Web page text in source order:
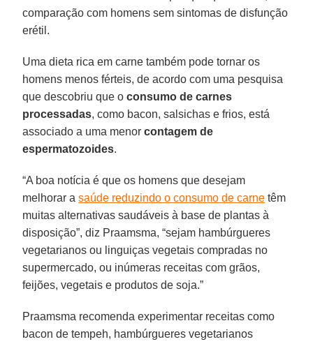
comparação com homens sem sintomas de disfunção
erétil.
Uma dieta rica em carne também pode tornar os
homens menos férteis, de acordo com uma pesquisa
que descobriu que o consumo de carnes
processadas, como bacon, salsichas e frios, está
associado a uma menor contagem de
espermatozoides.
“A boa notícia é que os homens que desejam
melhorar asaúde reduzindo o consumo de carne têm
muitas alternativas saudáveis ​​à base de plantas à
disposição”, diz Praamsma, “sejam hambúrgueres
vegetarianos ou linguiças vegetais compradas no
supermercado, ou inúmeras receitas com grãos,
feijões, vegetais e produtos de soja.”
Praamsma recomenda experimentar receitas como
bacon de tempeh, hambúrgueres vegetarianos